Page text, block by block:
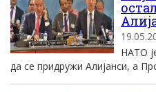
НАТО
да се придружи Алијанси, а